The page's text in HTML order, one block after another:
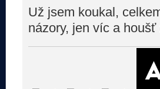
Už jsem koukal,
názory, jen víc a